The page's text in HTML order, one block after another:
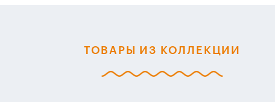
ТОВАРЫ ИЗ КОЛЛЕКЦИИ